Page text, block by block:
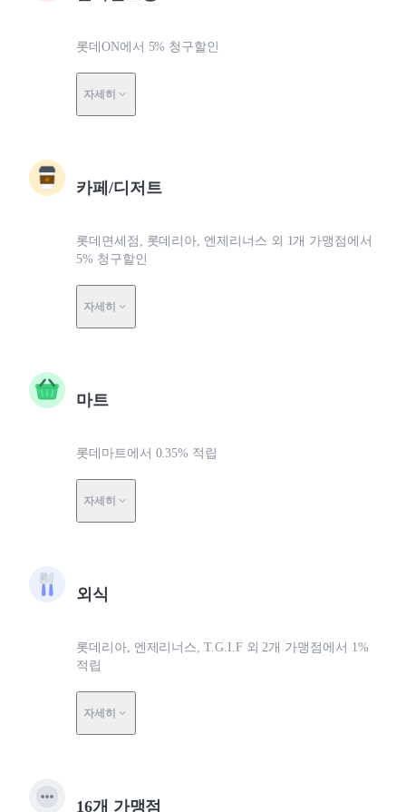
롯데ON에서 5% 청구할인
자세히
카페/디저트
롯데면세점, 롯데리아, 엔제리너스 외 1개 가맹점에서
5% 청구할인
자세히
마트
롯데마트에서 0.35% 적립
자세히
외식
롯데리아, 엔제리너스, T.G.I.F 외 2개 가맹점에서 1%
적립
자세히
16개 가맹점